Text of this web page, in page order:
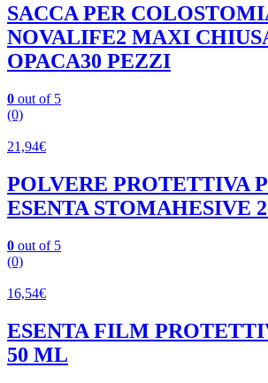
SACCA PER
NOVALIFE2 MAXI
OPACA30 PEZZI
0 out of 5
(0)
21,94€
POLVERE PROTETTIVA
ESENTA STOMAHESIVE
0 out of 5
(0)
16,54€
ESENTA FILM
50 ML